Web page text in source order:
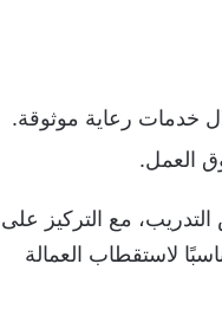
خدمات رعاية موثوقة.
العمل.
مع التركيز على
لاستقطاب العمالة